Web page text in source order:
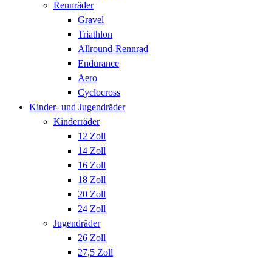
Rennräder
Gravel
Triathlon
Allround-Rennrad
Endurance
Aero
Cyclocross
Kinder- und Jugendräder
Kinderräder
12 Zoll
14 Zoll
16 Zoll
18 Zoll
20 Zoll
24 Zoll
Jugendräder
26 Zoll
27,5 Zoll